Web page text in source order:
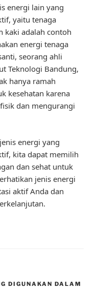
energi lain yang
yaitu tenaga
kaki adalah contoh
energi tenaga
seorang ahli
Teknologi Bandung,
hanya ramah
kesehatan karena
dan mengurangi
energi yang
kita dapat memilih
dan sehat untuk
jenis energi
aktif Anda dan
DIGUNAKAN DALAM